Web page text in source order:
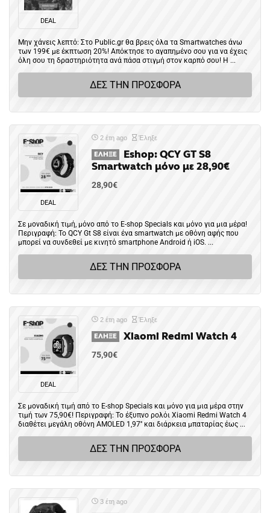
DEAL
Μην χάνεις λεπτό: Στο Public.gr θα βρεις όλα τα Smartwatches άνω
των 199€ με έκπτωση 20%! Απόκτησε το αγαπημένο σου για να έχεις
όλη σου τη δραστηριότητα ανά πάσα στιγμή στον καρπό σου! Η ...
ΔΕΣ ΤΗΝ ΠΡΟΣΦΟΡΑ
DEAL
2 έτη ago Έληξε
ΈΛΗΞΕ
Eshop: QCY GT S8
Smartwatch μόνο με 28,90€
28,90€
Σε μοναδική τιμή, μόνο από το E-shop Specials και μόνο για μια μέρα!
Περιγραφή: Το QCY Gt S8 είναι ένα smartwatch με οθόνη αφής που
μπορεί να συνδεθεί με κινητό smartphone Android ή iOS. ...
ΔΕΣ ΤΗΝ ΠΡΟΣΦΟΡΑ
DEAL
2 έτη ago Έληξε
ΈΛΗΞΕ Xiaomi Redmi Watch 4
75,90€
Σε μοναδική τιμή από το E-shop Specials και μόνο για μια μέρα στην
τιμή των 75,90€! Περιγραφή: Το έξυπνο ρολόι Xiaomi Redmi Watch 4
διαθέτει μεγάλη οθόνη AMOLED 1,97'' και διάρκεια μπαταρίας έως ...
ΔΕΣ ΤΗΝ ΠΡΟΣΦΟΡΑ
3 έτη ago